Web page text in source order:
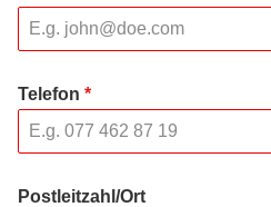
Telefon *
Postleitzahl/Ort